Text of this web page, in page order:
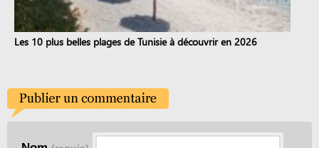
Les 10 plus belles plages de Tunisie à découvrir en 2026